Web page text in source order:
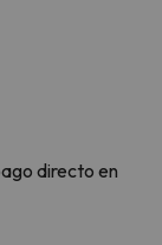
directo en